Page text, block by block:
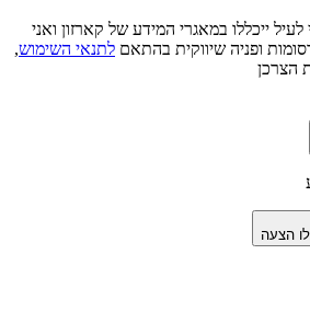
ייכללו במאגרי המידע של קארזון ואני
ופניה שיווקית בהתאם לתנאי השימוש,
הצרכן
הצעה